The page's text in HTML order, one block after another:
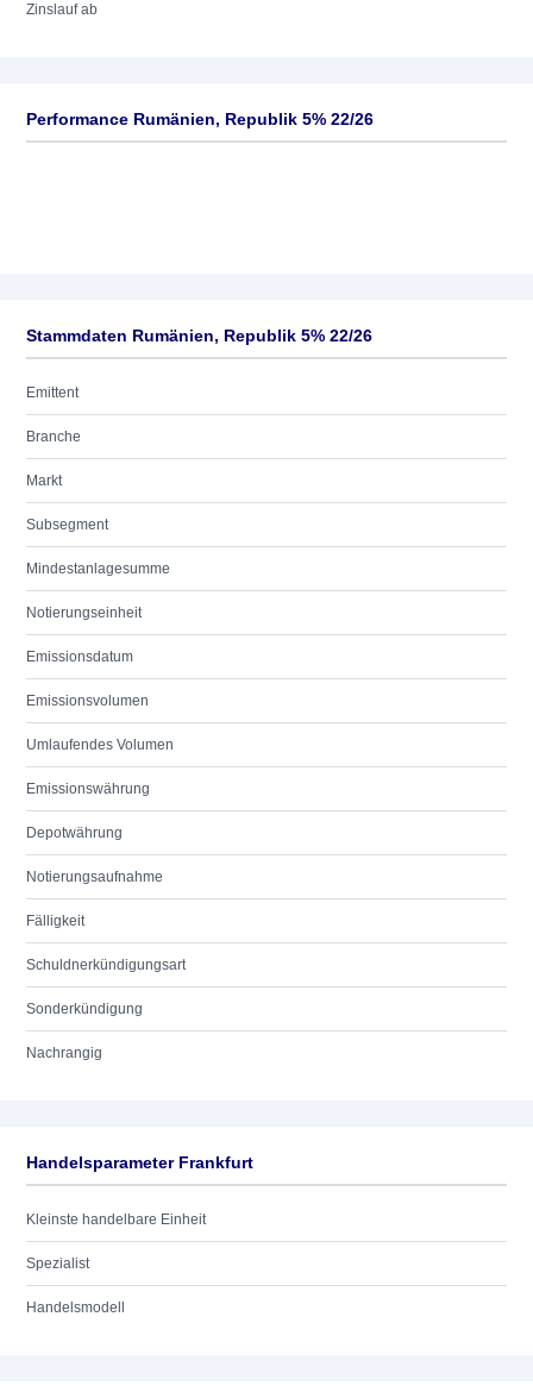
Zinslauf ab
Performance Rumänien, Republik 5% 22/26
Stammdaten Rumänien, Republik 5% 22/26
Emittent
Branche
Markt
Subsegment
Mindestanlagesumme
Notierungseinheit
Emissionsdatum
Emissionsvolumen
Umlaufendes Volumen
Emissionswährung
Depotwährung
Notierungsaufnahme
Fälligkeit
Schuldnerkündigungsart
Sonderkündigung
Nachrangig
Handelsparameter Frankfurt
Kleinste handelbare Einheit
Spezialist
Handelsmodell